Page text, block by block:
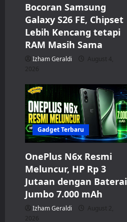
Bocoran Samsung
Galaxy S26 FE, Chipset
Lebih Kencang tetapi
RAM Masih Sama
Izham Geraldi
August 4,
2026
Gadget Terbaru
OnePlus N6x Resmi
Meluncur, HP Rp 3
Jutaan dengan Baterai
Jumbo 7.000 mAh
Izham Geraldi
August 2,
2026